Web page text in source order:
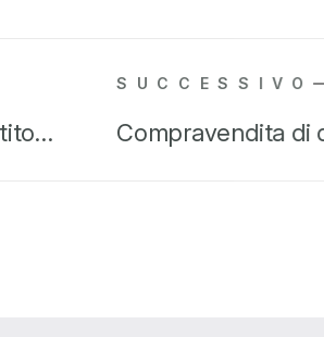
SUCCESSIVO
Compravendita di